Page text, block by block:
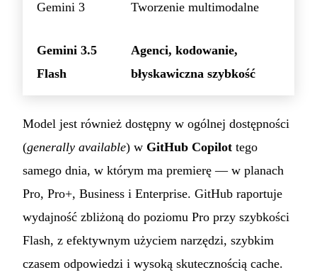
Gemini 3 Tworzenie multimodalne
Gemini 3.5
Flash
Agenci, kodowanie,
błyskawiczna szybkość
Model jest również dostępny w ogólnej dostępności
(generally available) w GitHub Copilot tego
samego dnia, w którym ma premierę — w planach
Pro, Pro+, Business i Enterprise. GitHub raportuje
wydajność zbliżoną do poziomu Pro przy szybkości
Flash, z efektywnym użyciem narzędzi, szybkim
czasem odpowiedzi i wysoką skutecznością cache.